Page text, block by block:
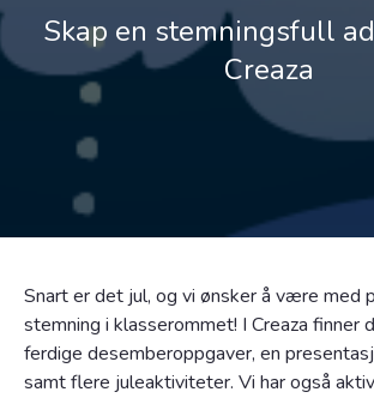
Skap en stemningsfull
Creaza
Snart er det jul, og vi ønsker å være med
stemning i klasserommet! I Creaza finner
ferdige desemberoppgaver, en
samt flere juleaktiviteter. Vi har også